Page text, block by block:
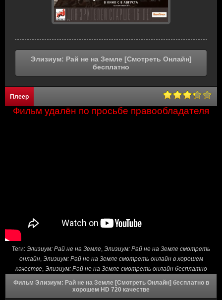
Элизиум: Рай не на Земле [Смотреть Онлайн]
бесплатно
Плеер
Фильм удалён по просьбе правообладателя
Теги: Элизиум: Рай не на Земле, Элизиум: Рай не на Земле смотреть
онлайн, Элизиум: Рай не на Земле смотреть онлайн в хорошем
качестве, Элизиум: Рай не на Земле смотреть онлайн бесплатно
Фильм Элизиум: Рай не на Земле [Смотреть Онлайн] бесплатно в
хорошем HD 720 качестве